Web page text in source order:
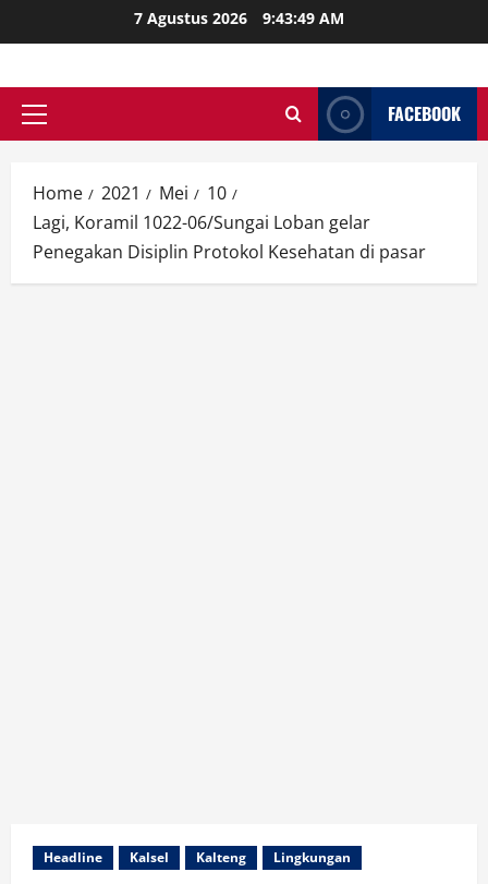
to
7 Agustus 2026 9:43:51 AM
Primary
FACEBOOK
Home 2021 Mei
10
Lagi, Koramil 1022-06/Sungai Loban gelar
Penegakan Disiplin Protokol Kesehatan di pasar
Headline Kalsel Kalteng Lingkungan